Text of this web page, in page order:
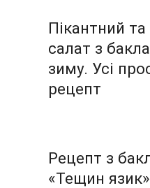
Пікантний
салат з
зиму. Усі
рецепт
Рецепт з
«Тещин